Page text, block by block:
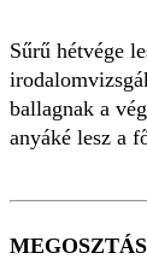
Sűrű hétvége
ballagnak a
anyáké lesz a
MEGOSZTÁS